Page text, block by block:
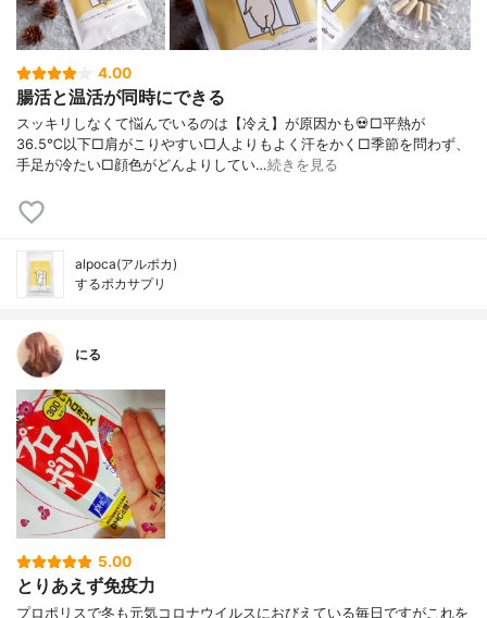
4.00
腸活と温活が同時にできる
スッキリしなくて悩んでいるのは【冷え】が原因かも💀□平熱が
36.5℃以下□肩がこりやすい□人よりもよく汗をかく□季節を問わず、
手足が冷たい□顔色がどんよりしてい…続きを見る
alpoca(アルポカ)
するポカサプリ
にる
5.00
とりあえず免疫力
プロポリスで冬も元気コロナウイルスにおびえている毎日ですがこれを